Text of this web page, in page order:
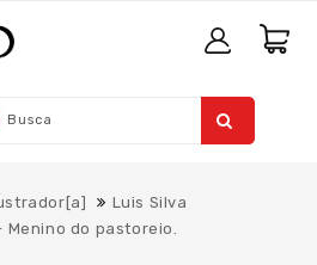
Luis Silva
Menino do pastoreio.